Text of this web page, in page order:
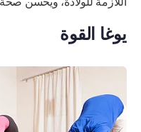
يوغا القوة